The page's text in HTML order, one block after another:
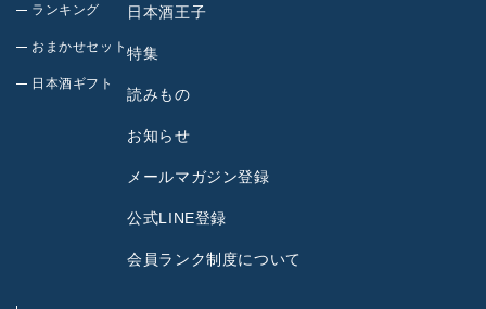
ランキング
おまかせセット
日本酒ギフト
日本酒王子
特集
読みもの
お知らせ
メールマガジン登録
公式LINE登録
会員ランク制度について